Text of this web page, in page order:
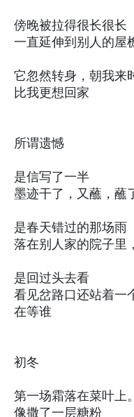
傍晚被拉得很长很长
一直延伸到别人的屋
它忽然转身，朝我来
比我更想回家
所谓遗憾
是信写了一半
墨迹干了，又蘸，蘸
是春天错过的那场雨
落在别人家的院子里
是回过头去看
看见岔路口还站着一
在等谁
初冬
第一场霜落在菜叶上
像撒了一层糖粉